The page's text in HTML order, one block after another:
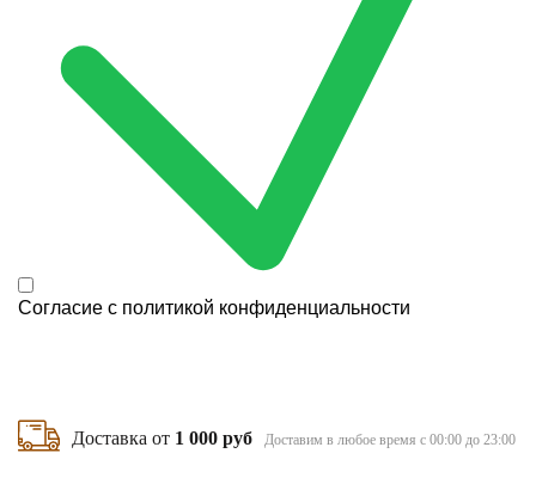
Согласие с политикой конфиденциальности
Доставка от 1 000 руб Доставим в любое время с 00:00 до 23:00